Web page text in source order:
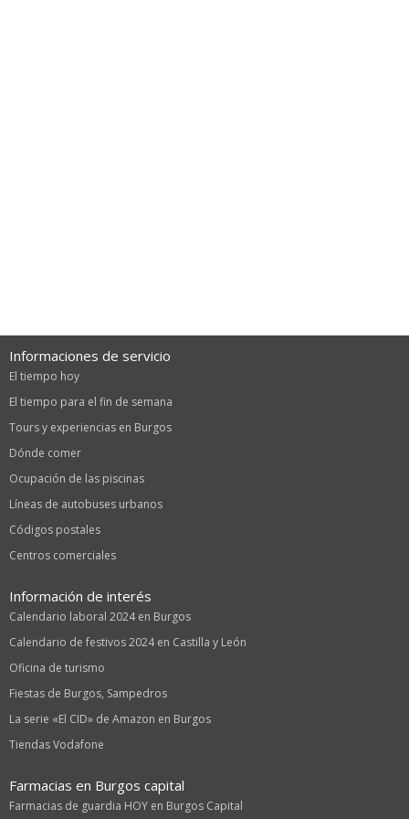
Informaciones de servicio
El tiempo hoy
El tiempo para el fin de semana
Tours y experiencias en Burgos
Dónde comer
Ocupación de las piscinas
Líneas de autobuses urbanos
Códigos postales
Centros comerciales
Información de interés
Calendario laboral 2024 en Burgos
Calendario de festivos 2024 en Castilla y León
Oficina de turismo
Fiestas de Burgos, Sampedros
La serie «El CID» de Amazon en Burgos
Tiendas Vodafone
Farmacias en Burgos capital
Farmacias de guardia HOY en Burgos Capital